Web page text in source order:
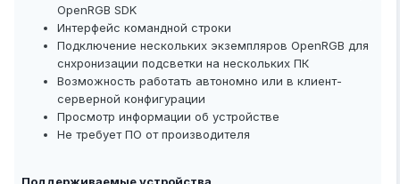
OpenRGB SDK
Интерфейс командной строки
Подключение нескольких экземпляров OpenRGB для
снхронизации подсветки на нескольких ПК
Возможность работать автономно или в клиент-
серверной конфигурации
Просмотр информации об устройстве
Не требует ПО от производителя
Поддерживаемые устройства